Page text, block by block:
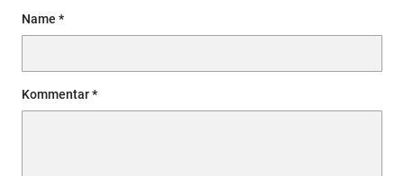
Name
Kommentar